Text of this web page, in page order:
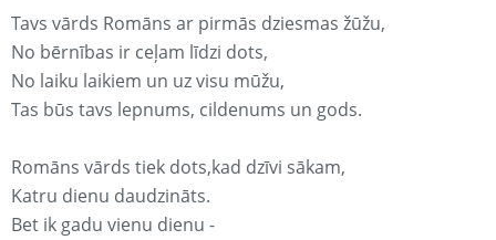
Tavs vārds Romāns ar pirmās dziesmas žūžu,
No bērnības ir ceļam līdzi dots,
No laiku laikiem un uz visu mūžu,
Tas būs tavs lepnums, cildenums un gods.
Romāns vārds tiek dots,kad dzīvi sākam,
Katru dienu daudzināts.
Bet ik gadu vienu dienu -